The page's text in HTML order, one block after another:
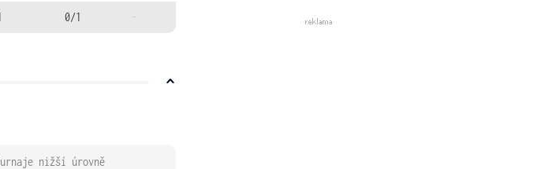
0/1 -
nižší úrovně